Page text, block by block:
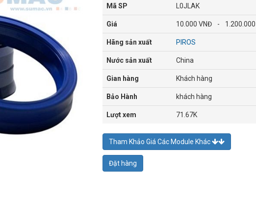
Mã SP L0JLAK
Giá 10.000 VNĐ -
Hãng sản xuất PIROS
Nước sản xuất China
Gian hàng Khách hàng
Bảo Hành khách hàng
Lượt xem 71.67K
Tham Khảo Giá Các Module Khác
Đặt hàng